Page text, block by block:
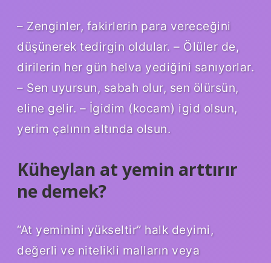
– Zenginler, fakirlerin para vereceğini
düşünerek tedirgin oldular. – Ölüler de,
dirilerin her gün helva yediğini sanıyorlar.
– Sen uyursun, sabah olur, sen ölürsün,
eline gelir. – İgidim (kocam) igid olsun,
yerim çalının altında olsun.
Küheylan at yemin arttırır
ne demek?
“At yeminini yükseltir” halk deyimi,
değerli ve nitelikli malların veya